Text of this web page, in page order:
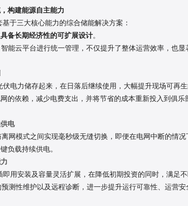
构建能源自主能力
基于三大核心能力的综合储能解决方案：
备长期经济性的可扩展设计。
能云平台进行统一管理，不仅提升了整体运营效率，也
电力储存起来，在日落后继续使用，大幅提升现场可再
的依赖，减少电费支出，并将节省的成本重新投入到俱
电
网模式之间实现毫秒级无缝切换，即便在电网中断的情
负载持续供电。
用安装及容量灵活扩展，在降低初期投资的同时，满足
测性维护以及远程诊断，进一步提升运行可靠性、运营安